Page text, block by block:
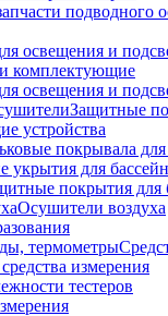
подводного
освещения и
комплектующие
освещения и
Защитные
устройства
покрывала для
укрытия для
покрытия для
Осушители воздуха
измерения
тестеров